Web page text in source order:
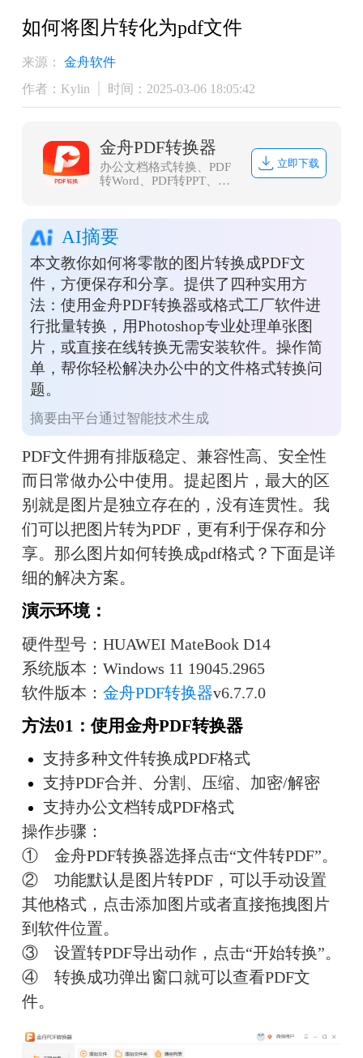
​如何将图片转化为pdf文件
来源：
金舟软件
作者：Kylin
时间：2025-03-06 18:05:42
金舟PDF转换器
办公文档格式转换、PDF
转Word、PDF转PPT、
立即下载
AI摘要
本文教你如何将零散的图片转换成PDF文
件，方便保存和分享。提供了四种实用方
法：使用金舟PDF转换器或格式工厂软件进
行批量转换，用Photoshop专业处理单张图
片，或直接在线转换无需安装软件。操作简
单，帮你轻松解决办公中的文件格式转换问
题。
摘要由平台通过智能技术生成
PDF文件拥有排版稳定、兼容性高、安全性
而日常做办公中使用。提起图片，最大的区
别就是图片是独立存在的，没有连贯性。我
们可以把图片转为PDF，更有利于保存和分
享。那么图片如何转换成pdf格式？下面是详
细的解决方案。
演示环境：
硬件型号：HUAWEI MateBook D14
系统版本：Windows 11 19045.2965
软件版本： 金舟PDF转换器v6.7.7.0
方法01：使用金舟PDF转换器
支持多种文件转换成PDF格式
支持PDF合并、分割、压缩、加密/解密
支持办公文档转成PDF格式
操作步骤：
①　金舟PDF转换器选择点击“文件转PDF”。
②　功能默认是图片转PDF，可以手动设置
其他格式，点击添加图片或者直接拖拽图片
到软件位置。
③　设置转PDF导出动作，点击“开始转换”。
④　转换成功弹出窗口就可以查看PDF文
件。